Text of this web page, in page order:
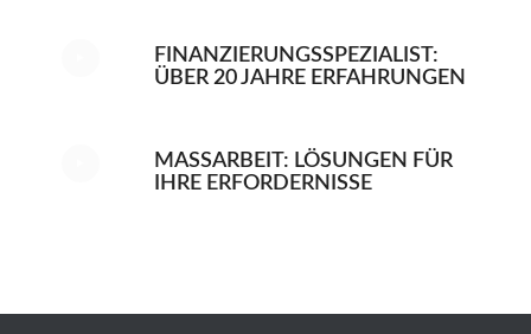
FINANZIERUNGSSPEZIALIST:
ÜBER 20 JAHRE ERFAHRUNGEN
MASSARBEIT: LÖSUNGEN FÜR I
HRE ERFORDERNISSE